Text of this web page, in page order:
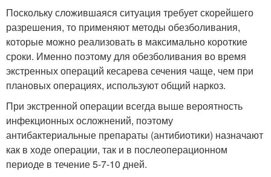
Поскольку сложившаяся ситуация требует скорейшего
разрешения, то применяют методы обезболивания,
которые можно реализовать в максимально короткие
сроки. Именно поэтому для обезболивания во время
экстренных операций кесарева сечения чаще, чем при
плановых операциях, используют общий наркоз.
При экстренной операции всегда выше вероятность
инфекционных осложнений, поэтому
антибактериальные препараты (антибиотики) назначают
как в ходе операции, так и в послеоперационном
периоде в течение 5-7-10 дней.